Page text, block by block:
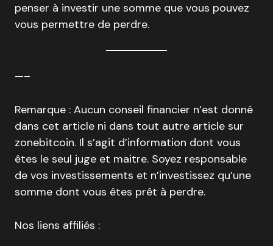
penser à investir une somme que vous pouvez
vous permettre de perdre.
—–
Remarque : Aucun conseil financier n’est donné
dans cet article ni dans tout autre article sur
zonebitcoin. Il s’agit d’information dont vous
êtes le seul juge et maitre. Soyez responsable
de vos investissements et n’investissez qu’une
somme dont vous êtes prêt à perdre.
Nos liens affiliés :